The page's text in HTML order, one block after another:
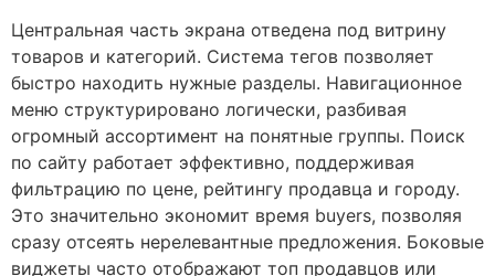
Центральная часть экрана отведена под витрину
товаров и категорий. Система тегов позволяет
быстро находить нужные разделы. Навигационное
меню структурировано логически, разбивая
огромный ассортимент на понятные группы. Поиск
по сайту работает эффективно, поддерживая
фильтрацию по цене, рейтингу продавца и городу.
Это значительно экономит время buyers, позволяя
сразу отсеять нерелевантные предложения. Боковые
виджеты часто отображают топ продавцов или